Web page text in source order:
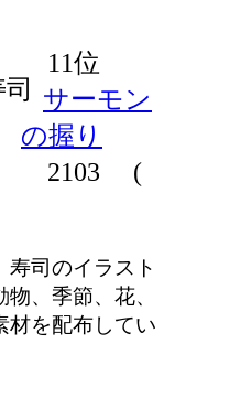
11位
サーモン
の握り
2103
(
寿司のイラスト
、季節、花、
材を配布してい